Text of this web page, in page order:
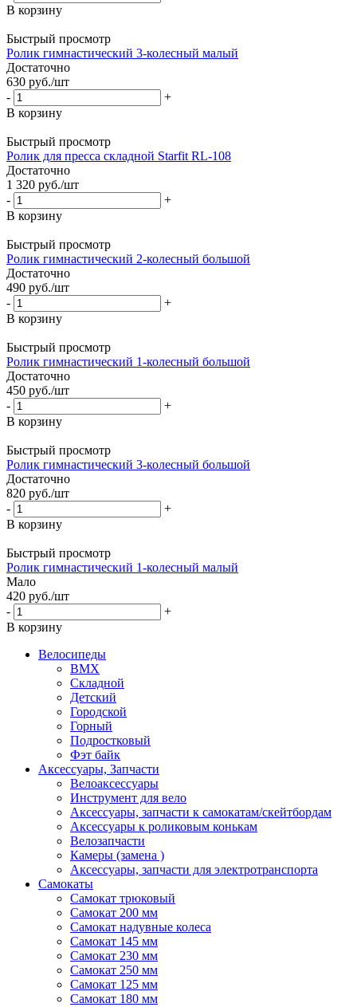
В корзину
Быстрый просмотр
Ролик гимнастический 3-колесный малый
Достаточно
630 руб./шт
-
+
В корзину
Быстрый просмотр
Ролик для пресса складной Starfit RL-108
Достаточно
1 320 руб./шт
-
+
В корзину
Быстрый просмотр
Ролик гимнастический 2-колесный большой
Достаточно
490 руб./шт
-
+
В корзину
Быстрый просмотр
Ролик гимнастический 1-колесный большой
Достаточно
450 руб./шт
-
+
В корзину
Быстрый просмотр
Ролик гимнастический 3-колесный большой
Достаточно
820 руб./шт
-
+
В корзину
Быстрый просмотр
Ролик гимнастический 1-колесный малый
Мало
420 руб./шт
-
+
В корзину
Велосипеды
BMX
Складной
Детский
Городской
Горный
Подростковый
Фэт байк
Аксессуары, Запчасти
Велоаксессуары
Инструмент для вело
Аксессуары, запчасти к самокатам/скейтбордам
Аксессуары к роликовым конькам
Велозапчасти
Камеры (замена )
Аксессуары, запчасти для электротранспорта
Самокаты
Самокат трюковый
Самокат 200 мм
Самокат надувные колеса
Самокат 145 мм
Самокат 230 мм
Самокат 250 мм
Самокат 125 мм
Самокат 180 мм